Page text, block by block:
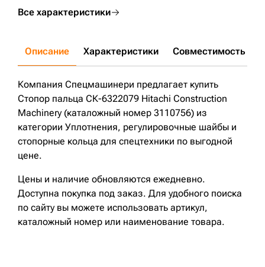
Все характеристики
Описание Характеристики Совместимость
Компания Спецмашинери предлагает купить
Стопор пальца СК-6322079 Hitachi Construction
Machinery (каталожный номер 3110756) из
категории Уплотнения, регулировочные шайбы и
стопорные кольца для спецтехники по выгодной
цене.
Цены и наличие обновляются ежедневно.
Доступна покупка под заказ. Для удобного поиска
по сайту вы можете использовать артикул,
каталожный номер или наименование товара.